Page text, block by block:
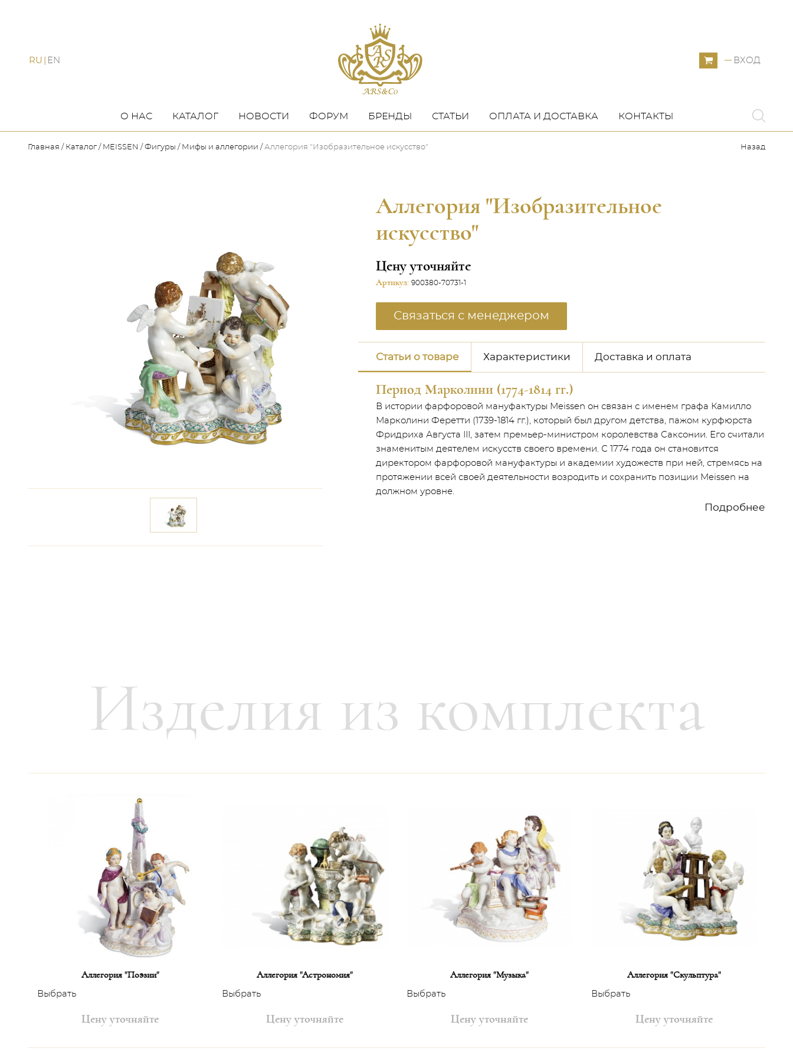
RU EN ВХОД
О НАС КАТАЛОГ НОВОСТИ ФОРУМ БРЕНДЫ СТАТЬИ ОПЛАТА И ДОСТАВКА КОНТАКТЫ
Главная Каталог MEISSEN Фигуры Мифы и аллегории Аллегория "Изобразительное искусство" Назад
Аллегория "Изобразительное
искусство"
Цену уточняйте
Артикул: 900380-70731-1
Связаться с менеджером
Статьи о товаре Характеристики Доставка и оплата
Период Марколини (1774-1814 гг.)
В истории фарфоровой мануфактуры Meissen он связан с именем графа Камилло
Марколини Феретти (1739-1814 гг.), который был другом детства, пажом курфюрста
Фридриха Августа III, затем премьер-министром королевства Саксонии. Его считали
знаменитым деятелем искусств своего времени. С 1774 года он становится
директором фарфоровой мануфактуры и академии художеств при ней, стремясь на
протяжении всей своей деятельности возродить и сохранить позиции Meissen на
должном уровне.
Подробнее
Изделия из комплекта
Аллегория "Поэзии"
Выбрать
Цену уточняйте
Аллегория "Астрономия"
Выбрать
Цену уточняйте
Аллегория "Музыка"
Выбрать
Цену уточняйте
Аллегория "Скульптура"
Выбрать
Цену уточняйте